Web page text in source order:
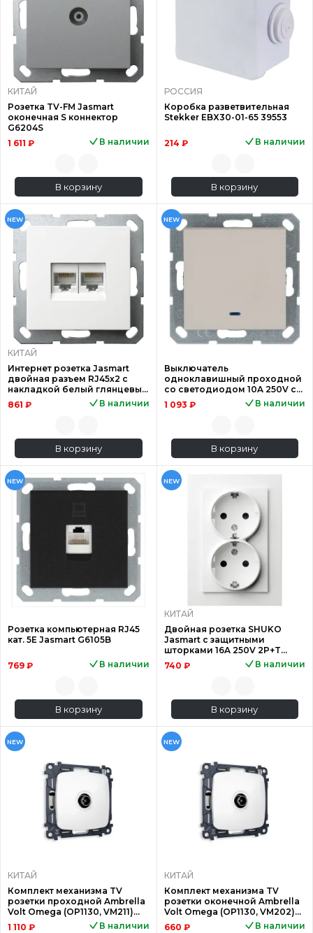
КИТАЙ
Розетка TV-FM Jasmart
оконечная S коннектор
G6204S
1 611 ₽
В наличии
В корзину
РОССИЯ
Коробка разветвительная
Stekker EBX30-01-65 39553
214 ₽ В наличии
В корзину
NEW
КИТАЙ
Интернет розетка Jasmart
двойная разъем RJ45х2 с
накладкой белый глянцевый
G6106W
861 ₽ В наличии
В корзину
NEW
Выключатель
одноклавишный проходной
со светодиодом 10A 250V с
накладкой, цвет Тауп Jasmart
G3012NT
1 093 ₽ В наличии
В корзину
NEW
Розетка компьютерная RJ45
кат. 5E Jasmart G6105B
769 ₽ В наличии
В корзину
NEW
КИТАЙ
Двойная розетка SHUKO
Jasmart с защитными
шторками 16A 250V 2P+T
белый глянцевый G5504W
740 ₽ В наличии
В корзину
NEW
КИТАЙ
Комплект механизма TV
розетки проходной Ambrella
Volt Omega (OP1130, VM211)
MO113030
1 110 ₽ В наличии
NEW
КИТАЙ
Комплект механизма TV
розетки оконечной Ambrella
Volt Omega (OP1130, VM202)
MO113010
660 ₽ В наличии